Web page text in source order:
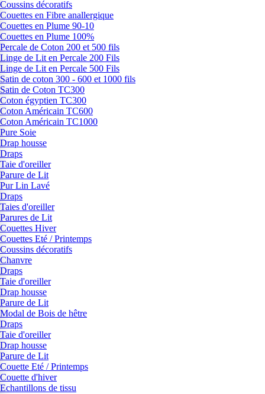
Coussins décoratifs
Couettes en Fibre anallergique
Couettes en Plume 90-10
Couettes en Plume 100%
Percale de Coton 200 et 500 fils
Linge de Lit en Percale 200 Fils
Linge de Lit en Percale 500 Fils
Satin de coton 300 - 600 et 1000 fils
Satin de Coton TC300
Coton égyptien TC300
Coton Américain TC600
Coton Américain TC1000
Pure Soie
Drap housse
Draps
Taie d'oreiller
Parure de Lit
Pur Lin Lavé
Draps
Taies d'oreiller
Parures de Lit
Couettes Hiver
Couettes Eté / Printemps
Coussins décoratifs
Chanvre
Draps
Taie d'oreiller
Drap housse
Parure de Lit
Modal de Bois de hêtre
Draps
Taie d'oreiller
Drap housse
Parure de Lit
Couette Eté / Printemps
Couette d'hiver
Echantillons de tissu